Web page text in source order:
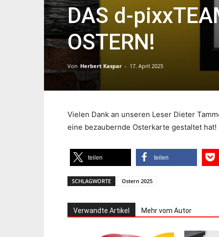
DAS d-
OSTERN!
Von Herbert Kaspar - 17. April 2025
Vielen Dank an unseren Leser Dieter
eine bezaubernde Osterkarte gestaltet hat!
teilen teilen
SCHLAGWORTE Ostern 2025
Verwandte Artikel Mehr vom Autor